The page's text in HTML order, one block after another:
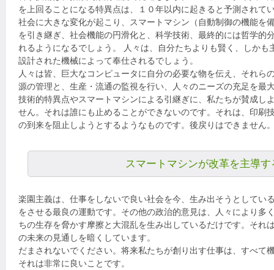
を上回ることになる特異点は、１０年以内に起きると予測されて
社会に大きな変化が起こり、スマートマシン（自動制御の機能を
を引き継ぎ、社会機能の円滑化と、科学技術、最終的には哲学的
れるようになるでしょう。 人々は、自分たちよりも賢く、しかも
設計された機械によって奉仕されるでしょう。
人々は皆、巨大なコンピュータに自分の必要な物を伝え、それら
源の管理と、生産・流通の監視を行い、人々のニーズの充足を最
技術的特異点やスマートマシンによる引継ぎに、私たちが賛成し
せん。それは誰にも止めることができないのです。それは、印刷
の到来を阻止しようとするようなものです。後戻りはできません
スマートマシンが改革を主導す
楽園主義は、仕事をしないで良い社会を今、生み出そうとしてい
をさせる最良の運動です。その他の政治的意見は、人々により多
ちの生存を脅かす摩擦と大混乱を生み出しているだけです。それ
の未来の見通しを暗くしています。
だまされないでください。将来私たちが創り出す仕事は、すべて
それは非常に良いことです。